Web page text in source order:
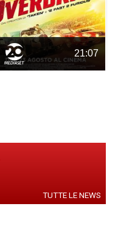
21:07
TUTTE LE NEWS